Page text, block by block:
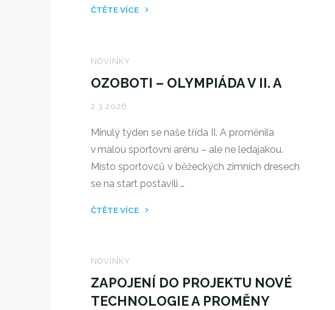
ČTĚTE VÍCE
RODIČE:
SE
ŘEČ
JAK
PODPOŘIT
SPRÁVNOU
VÝSLOVNOST"
NOVINKY
OZOBOTI – OLYMPIÁDA V II. A
2.3.2026
Minulý týden se naše třída II. A proměnila
v malou sportovní arénu – ale ne ledajakou.
Místo sportovců v běžeckých zimních dresech
se na start postavili …
ČTĚTE VÍCE
OLYMPIÁDA
II.
A"
NOVINKY
ZAPOJENÍ DO PROJEKTU NOVÉ
TECHNOLOGIE A PROMĚNY